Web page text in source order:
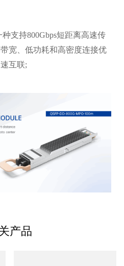
支持800Gbps短距离高速传
宽、低功耗和高密度连接优
互联;
产品